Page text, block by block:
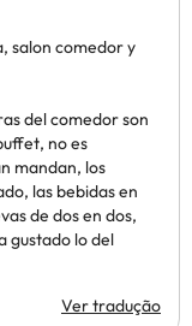
salon comedor y
del comedor son
no es
mandan, los
las bebidas en
de dos en dos,
gustado lo del
Ver tradução